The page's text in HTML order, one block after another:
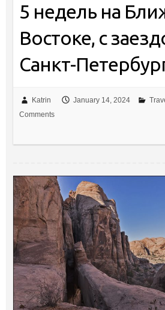
5 недель на
Востоке, с
Санкт-
Katrin January 14, 2024
Comments